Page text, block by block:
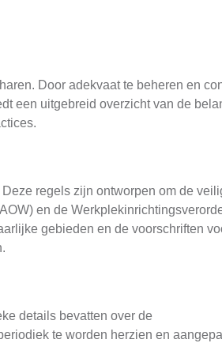
Door adekvaat te beheren en
een uitgebreid overzicht van de
regels zijn ontworpen om de
en de
gebieden en de voorschriften
details bevatten over de
te worden herzien en